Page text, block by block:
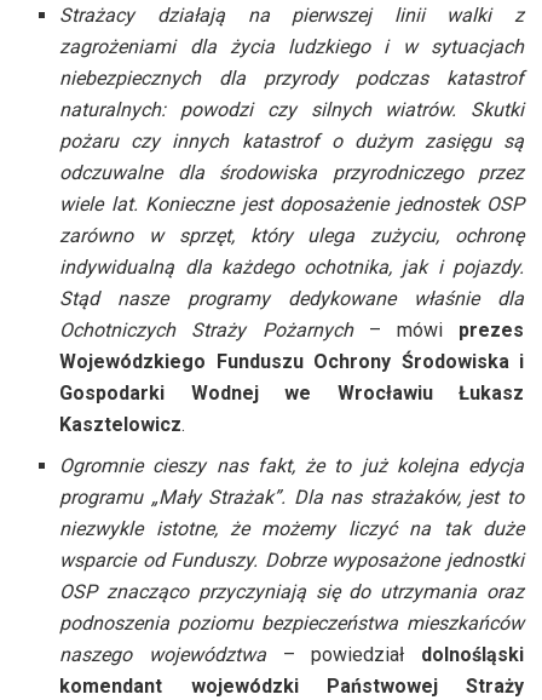
Strażacy działają na pierwszej linii walki z
zagrożeniami dla życia ludzkiego i w sytuacjach
niebezpiecznych dla przyrody
podczas katastrof
naturalnych: powodzi czy silnych wiatrów. Skutki
pożaru czy innych katastrof o dużym zasięgu są
odczuwalne dla środowiska przyrodniczego przez
wiele lat. Konieczne jest doposażenie jednostek OSP
zarówno w sprzęt, który ulega zużyciu, ochronę
indywidualną dla każdego ochotnika, jak i pojazdy.
Stąd nasze programy dedykowane właśnie dla
Ochotniczych Straży Pożarnych– mówi prezes
Wojewódzkiego Funduszu Ochrony Środowiska i
Gospodarki Wodnej we Wrocławiu Łukasz
Kasztelowicz.
Ogromnie cieszy nas fakt, że to już kolejna edycja
programu „Mały Strażak”. Dla nas strażaków, jest to
niezwykle istotne, że możemy liczyć na tak duże
wsparcie od Funduszy. Dobrze wyposażone jednostki
OSP znacząco przyczyniają się do utrzymania oraz
podnoszenia poziomu bezpieczeństwa mieszkańców
naszego województwa– powiedział dolnośląski
komendant wojewódzki Państwowej Straży